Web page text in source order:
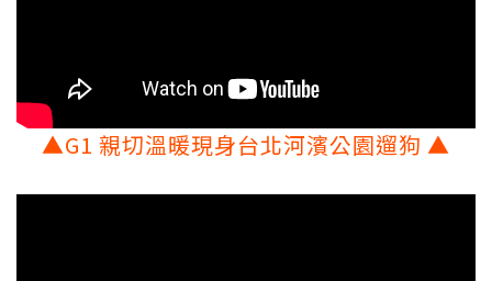
▲G1 親切溫暖現身台北河濱公園遛狗 ▲